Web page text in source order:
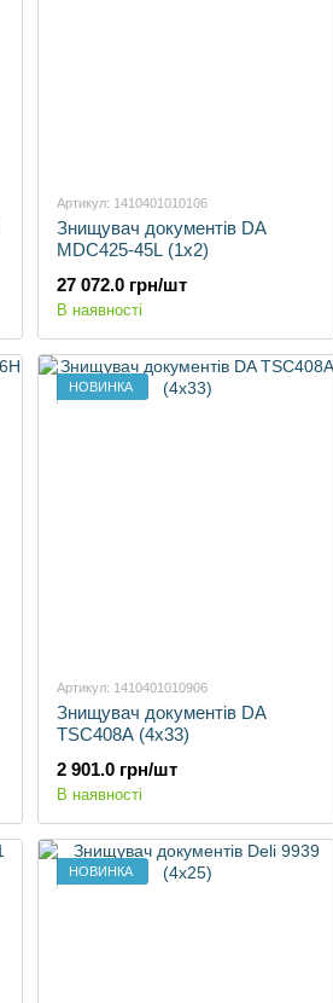
Артикул: 1410401010106
Знищувач документів DA
MDC425-45L (1х2)
27 072.0 грн/шт
В наявності
НОВИНКА
Артикул: 1410401010906
Знищувач документів DA
TSC408A (4х33)
2 901.0 грн/шт
В наявності
НОВИНКА